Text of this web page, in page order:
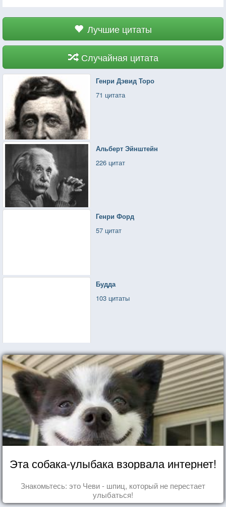
Лучшие цитаты
Случайная цитата
Генри Дэвид Торо
71 цитата
Альберт Эйнштейн
226 цитат
Генри Форд
57 цитат
Будда
103 цитаты
Эта собака-улыбака взорвала интернет!
Знакомьтесь: это Чеви - шпиц, который не перестает
улыбаться!